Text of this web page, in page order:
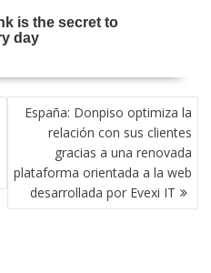
España: Donpiso optimiza la
relación con sus clientes
gracias a una renovada
plataforma orientada a la web
desarrollada por Evexi IT